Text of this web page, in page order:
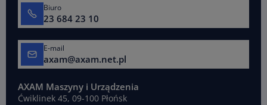
Biuro
23 684 23 10
E-mail
axam@axam.net.pl
AXAM Maszyny i Urządzenia
Ćwiklinek 45, 09-100 Płońsk